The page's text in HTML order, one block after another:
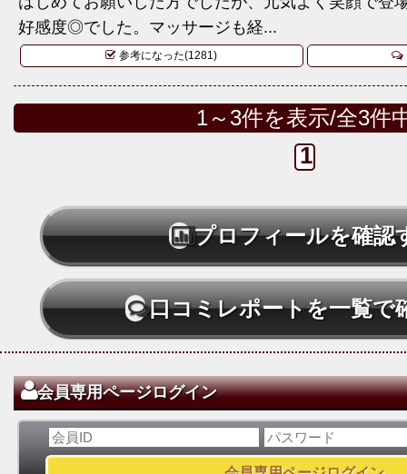
好感度◎でした。マッサージも経...
参考になった(1281)
1～3件を表示/全3件
1
プロフィールを確認
口コミレポートを一覧で
会員専用ページログイン